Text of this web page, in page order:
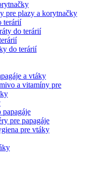
pre plazy a korytnačky
terárií
do terárií
do terárií
a vtáky
a vitamíny pre
pre papagáje
pre vtáky